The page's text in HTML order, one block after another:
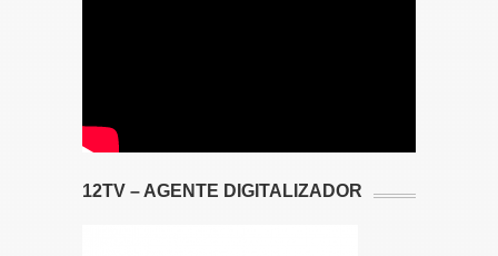
12TV – AGENTE DIGITALIZADOR